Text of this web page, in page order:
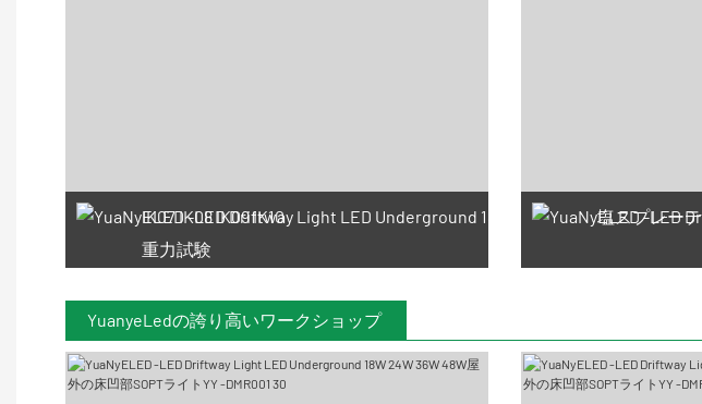
IK07 IK08 IK09 IK10
重力試験
塩スプレー
YuanyeLedの誇り高いワークショップ